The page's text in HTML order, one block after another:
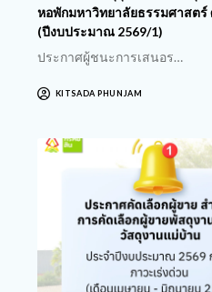
หอพักมหาวิทยาลัยธรรมศาสตร์
(ปีงบประมาณ 2569/1)
ประกาศผู้ชนะการเสนอร…
KITSADA PHUNJAM